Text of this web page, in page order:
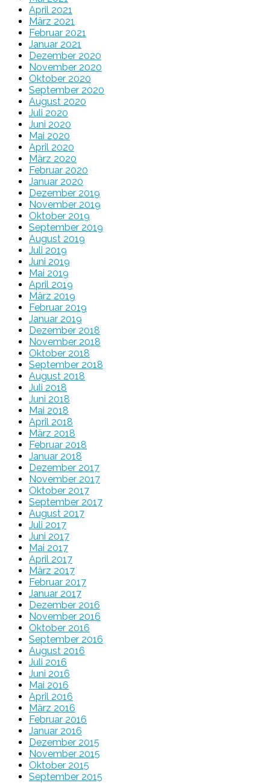
April 2021
März 2021
Februar 2021
Januar 2021
Dezember 2020
November 2020
Oktober 2020
September 2020
August 2020
Juli 2020
Juni 2020
Mai 2020
April 2020
März 2020
Februar 2020
Januar 2020
Dezember 2019
November 2019
Oktober 2019
September 2019
August 2019
Juli 2019
Juni 2019
Mai 2019
April 2019
März 2019
Februar 2019
Januar 2019
Dezember 2018
November 2018
Oktober 2018
September 2018
August 2018
Juli 2018
Juni 2018
Mai 2018
April 2018
März 2018
Februar 2018
Januar 2018
Dezember 2017
November 2017
Oktober 2017
September 2017
August 2017
Juli 2017
Juni 2017
Mai 2017
April 2017
März 2017
Februar 2017
Januar 2017
Dezember 2016
November 2016
Oktober 2016
September 2016
August 2016
Juli 2016
Juni 2016
Mai 2016
April 2016
März 2016
Februar 2016
Januar 2016
Dezember 2015
November 2015
Oktober 2015
September 2015